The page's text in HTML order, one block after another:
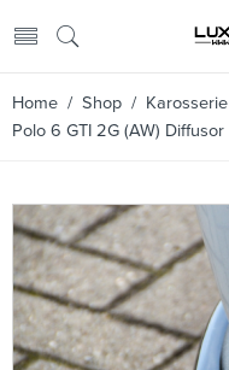
Home / Shop / Karosserie
Polo 6 GTI 2G (AW) Diffusor